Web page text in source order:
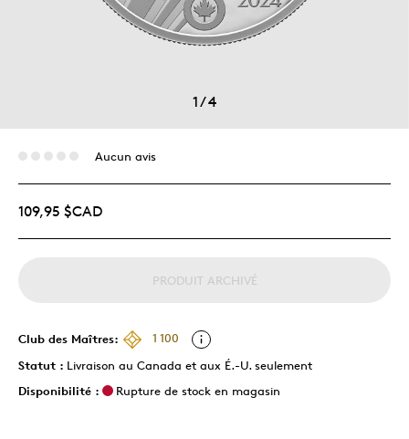
1/4
Aucun avis
109,95 $CAD
PRODUIT ARCHIVÉ
Club des Maîtres:
1 100
Statut : Livraison au Canada et aux É.-U. seulement
Disponibilité :
Rupture de stock en magasin